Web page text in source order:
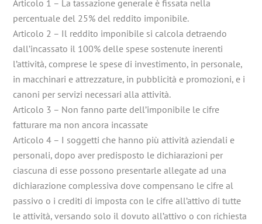
Articolo 1 – La tassazione generale è fissata nella
percentuale del 25% del reddito imponibile.
Articolo 2 – Il reddito imponibile si calcola detraendo
dall’incassato il 100% delle spese sostenute inerenti
l’attività, comprese le spese di investimento, in personale,
in macchinari e attrezzature, in pubblicità e promozioni, e i
canoni per servizi necessari alla attività.
Articolo 3 – Non fanno parte dell’imponibile le cifre
fatturare ma non ancora incassate
Articolo 4 – I soggetti che hanno più attività aziendali e
personali, dopo aver predisposto le dichiarazioni per
ciascuna di esse possono presentarle allegate ad una
dichiarazione complessiva dove compensano le cifre al
passivo o i crediti di imposta con le cifre all’attivo di tutte
le attività, versando solo il dovuto all’attivo o con richiesta